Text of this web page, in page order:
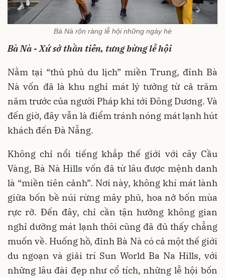
Bà Nà rộn ràng lễ hội những ngày hè
Bà Nà - Xứ sở thần tiên, tưng bừng lễ hội
Nằm tại “thủ phủ du lịch” miền Trung, đỉnh Bà
Nà vốn đã là khu nghỉ mát lý tưởng từ cả trăm
năm trước của người Pháp khi tới Đông Dương. Và
đến giờ, đây vẫn là điểm tránh nóng mát lạnh hút
khách đến Đà Nẵng.
Không chỉ nổi tiếng khắp thế giới với cây Cầu
Vàng, Bà Nà Hills vốn đã từ lâu được mệnh danh
là “miền tiên cảnh”. Nơi này, không khí mát lành
giữa bốn bề núi rừng mây phủ, hoa nở bốn mùa
rực rỡ. Đến đây, chỉ cần tận hưởng không gian
nghỉ dưỡng mát lạnh thôi cũng đã đủ thấy chẳng
muốn về. Huống hồ, đỉnh Bà Nà có cả một thế giới
du ngoạn và giải trí Sun World Ba Na Hills, với
những lâu đài đẹp như cổ tích, những lễ hội bốn